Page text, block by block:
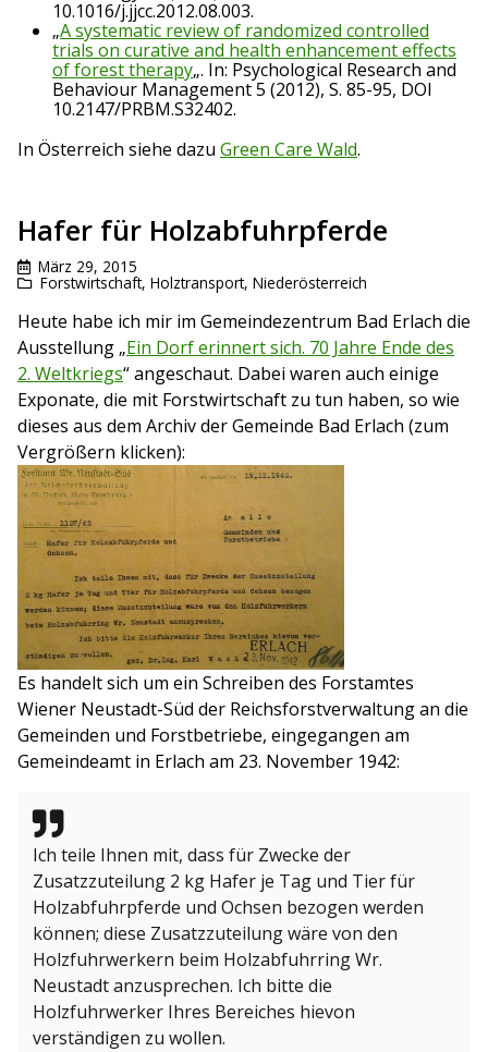
10.1016/j.jjcc.2012.08.003.
„A systematic review of randomized controlled
trials on curative and health enhancement effects
of forest therapy„. In: Psychological Research and
Behaviour Management 5 (2012), S. 85-95, DOI
10.2147/PRBM.S32402.
In Österreich siehe dazu Green Care Wald.
Hafer für Holzabfuhrpferde
März 29, 2015
Forstwirtschaft, Holztransport, Niederösterreich
Heute habe ich mir im Gemeindezentrum Bad Erlach die
Ausstellung „Ein Dorf erinnert sich. 70 Jahre Ende des
2. Weltkriegs“ angeschaut. Dabei waren auch einige
Exponate, die mit Forstwirtschaft zu tun haben, so wie
dieses aus dem Archiv der Gemeinde Bad Erlach (zum
Vergrößern klicken):
Es handelt sich um ein Schreiben des Forstamtes
Wiener Neustadt-Süd der Reichsforstverwaltung an die
Gemeinden und Forstbetriebe, eingegangen am
Gemeindeamt in Erlach am 23. November 1942:
Ich teile Ihnen mit, dass für Zwecke der
Zusatzzuteilung 2 kg Hafer je Tag und Tier für
Holzabfuhrpferde und Ochsen bezogen werden
können; diese Zusatzzuteilung wäre von den
Holzfuhrwerkern beim Holzabfuhrring Wr.
Neustadt anzusprechen. Ich bitte die
Holzfuhrwerker Ihres Bereiches hievon
verständigen zu wollen.